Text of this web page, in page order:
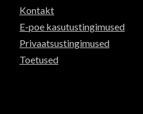
Kontakt
E-poe kasutustingimused
Privaatsustingimused
Toetused